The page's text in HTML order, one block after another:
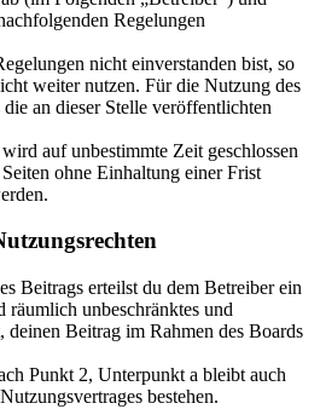
Regelungen
nicht einverstanden bist, so
weiter nutzen. Für die Nutzung des
an dieser Stelle veröffentlichten
auf unbestimmte Zeit geschlossen
ohne Einhaltung einer Frist
Beitrags erteilst du dem Betreiber ein
räumlich unbeschränktes und
deinen Beitrag im Rahmen des Boards
Punkt 2, Unterpunkt a bleibt auch
bestehen.